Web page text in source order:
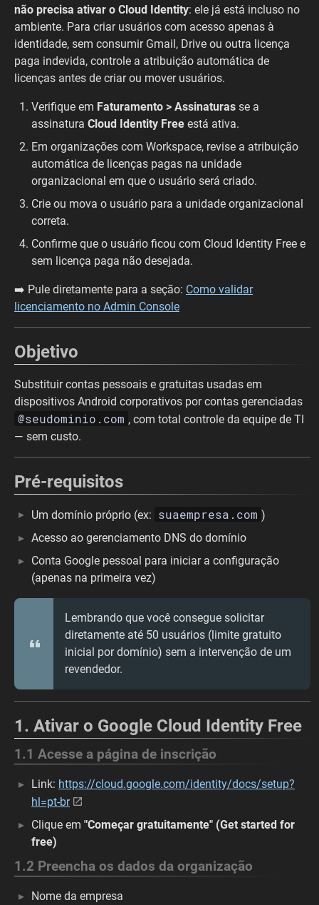
não precisa ativar o Cloud Identity: ele já está incluso no
ambiente. Para criar usuários com acesso apenas à
identidade, sem consumir Gmail, Drive ou outra licença
paga indevida, controle a atribuição automática de
licenças antes de criar ou mover usuários.
Verifique em Faturamento > Assinaturas se a
assinatura Cloud Identity Free está ativa.
Em organizações com Workspace, revise a atribuição
automática de licenças pagas na unidade
organizacional em que o usuário será criado.
Crie ou mova o usuário para a unidade organizacional
correta.
Confirme que o usuário ficou com Cloud Identity Free e
sem licença paga não desejada.
➡️ Pule diretamente para a seção: Como validar
licenciamento no Admin Console
Objetivo
Substituir contas pessoais e gratuitas usadas em
dispositivos Android corporativos por contas gerenciadas
@seudominio.com , com total controle da equipe de TI
— sem custo.
Pré-requisitos
Um domínio próprio (ex: suaempresa.com )
Acesso ao gerenciamento DNS do domínio
Conta Google pessoal para iniciar a configuração
(apenas na primeira vez)
Lembrando que você consegue solicitar
diretamente até 50 usuários (limite gratuito
inicial por domínio) sem a intervenção de um
revendedor.
1. Ativar o Google Cloud Identity Free
1.1 Acesse a página de inscrição
Link: https://cloud.google.com/identity/docs/setup?
hl=pt-br
Clique em "Começar gratuitamente" (Get started for
free)
1.2 Preencha os dados da organização
Nome da empresa